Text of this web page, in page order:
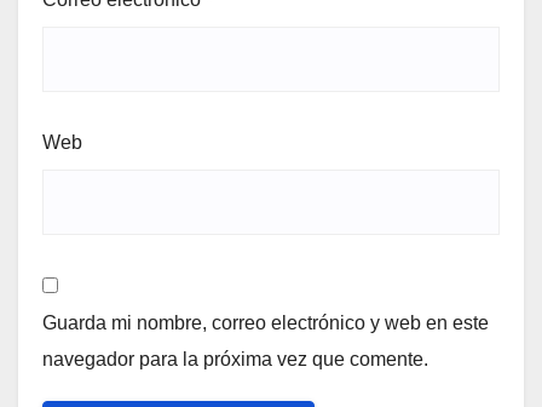
Web
Guarda mi nombre, correo electrónico y web en este
navegador para la próxima vez que comente.